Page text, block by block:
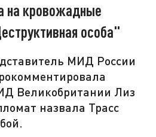
на кровожадные
особа"
МИД России
Великобритании Лиз
назвала Трасс